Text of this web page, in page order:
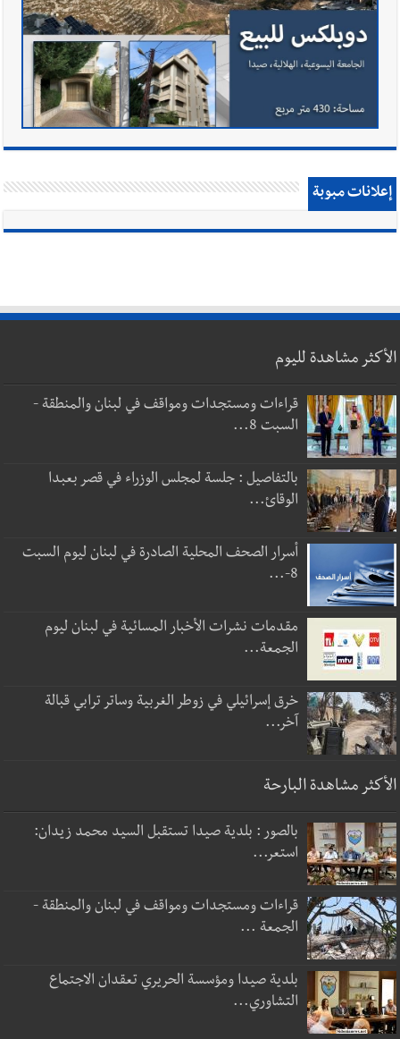
إعلانات مبوبة
الأكثر مشاهدة لليوم
قراءات ومستجدات ومواقف في لبنان والمنطقة -
السبت 8...
بالتفاصيل : جلسة لمجلس الوزراء في قصر بعبدا
الوقائ...
أسرار الصحف المحلية الصادرة في لبنان ليوم السبت
8-...
مقدمات نشرات الأخبار المسائية في لبنان ليوم
الجمعة...
خرق إسرائيلي في زوطر الغربية وساتر ترابي قبالة
آخر...
الأكثر مشاهدة البارحة
بالصور : بلدية صيدا تستقبل السيد محمد زيدان:
استعر...
قراءات ومستجدات ومواقف في لبنان والمنطقة -
الجمعة ...
بلدية صيدا ومؤسسة الحريري تعقدان الاجتماع
التشاوري...